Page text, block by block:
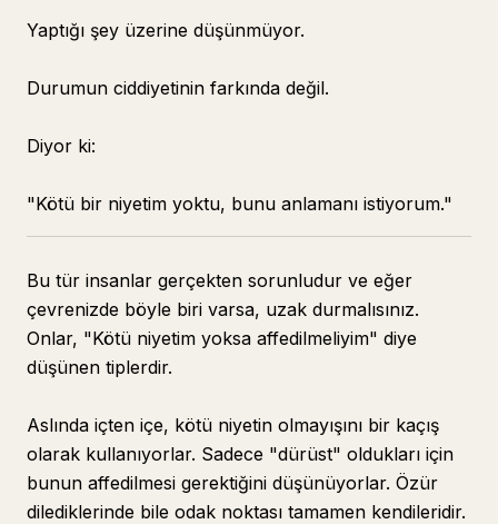
Yaptığı şey üzerine düşünmüyor.
Durumun ciddiyetinin farkında değil.
Diyor ki:
"Kötü bir niyetim yoktu, bunu anlamanı istiyorum."
Bu tür insanlar gerçekten sorunludur ve eğer
çevrenizde böyle biri varsa, uzak durmalısınız.
Onlar, "Kötü niyetim yoksa affedilmeliyim" diye
düşünen tiplerdir.
Aslında içten içe, kötü niyetin olmayışını bir kaçış
olarak kullanıyorlar. Sadece "dürüst" oldukları için
bunun affedilmesi gerektiğini düşünüyorlar. Özür
dilediklerinde bile odak noktası tamamen kendileridir.